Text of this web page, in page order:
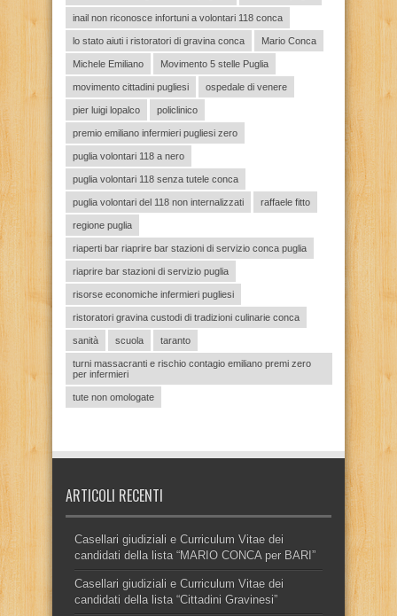
inail non riconosce infortuni a volontari 118 conca
lo stato aiuti i ristoratori di gravina conca Mario Conca
Michele Emiliano Movimento 5 stelle Puglia
movimento cittadini pugliesi ospedale di venere
pier luigi lopalco policlinico
premio emiliano infermieri pugliesi zero
puglia volontari 118 a nero
puglia volontari 118 senza tutele conca
puglia volontari del 118 non internalizzati raffaele fitto
regione puglia
riaperti bar riaprire bar stazioni di servizio conca puglia
riaprire bar stazioni di servizio puglia
risorse economiche infermieri pugliesi
ristoratori gravina custodi di tradizioni culinarie conca
sanità scuola taranto
turni massacranti e rischio contagio emiliano premi zero
per infermieri
tute non omologate
ARTICOLI RECENTI
Casellari giudiziali e Curriculum Vitae dei
candidati della lista “MARIO CONCA per BARI”
Casellari giudiziali e Curriculum Vitae dei
candidati della lista “Cittadini Gravinesi”